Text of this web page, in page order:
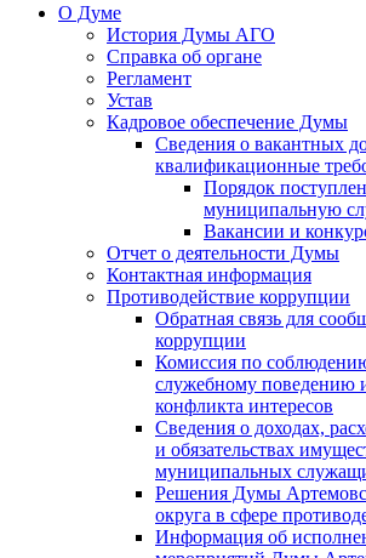
О Думе
История Думы АГО
Справка об органе
Регламент
Устав
Кадровое обеспечение Думы
Сведения о вакантных
квалификационные
Порядок
муниципальную
Вакансии и
Отчет о деятельности Думы
Контактная информация
Противодействие коррупции
Обратная связь для
коррупции
Комиссия по
служебному поведению
конфликта интересов
Сведения о доходах,
и обязательствах
муниципальных
Решения Думы
округа в сфере
Информация об